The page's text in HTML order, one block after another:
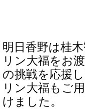
明日香野は桂
リン大福をお
の挑戦を応援
リン大福もご
けました。